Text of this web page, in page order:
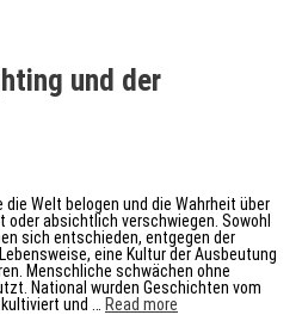
und der
Welt belogen und die Wahrheit über
absichtlich verschwiegen. Sowohl
sich entschieden, entgegen der
eine Kultur der Ausbeutung
Menschliche schwächen ohne
National wurden Geschichten vom
und …
Read more